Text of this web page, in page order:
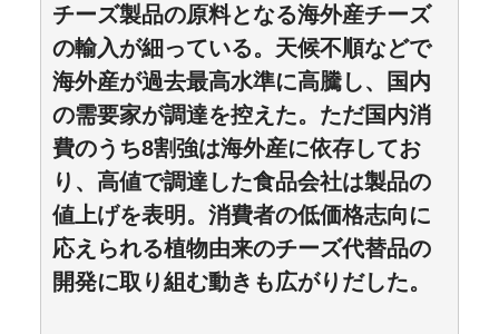
チーズ製品の原料となる海外産チーズ
の輸入が細っている。天候不順などで
海外産が過去最高水準に高騰し、国内
の需要家が調達を控えた。ただ国内消
費のうち8割強は海外産に依存してお
り、高値で調達した食品会社は製品の
値上げを表明。消費者の低価格志向に
応えられる植物由来のチーズ代替品の
開発に取り組む動きも広がりだした。